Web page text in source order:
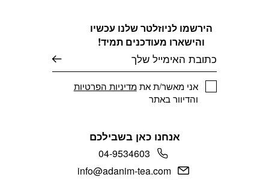
הירשמו לניוזלטר שלנו עכשיו
והישארו מעודכנים תמיד!
אני מאשר/ת אתמדיניות הפרטיות
והדיוור באתר
אנחנו כאן בשבילכם
04-9534603
info@adanim-tea.com